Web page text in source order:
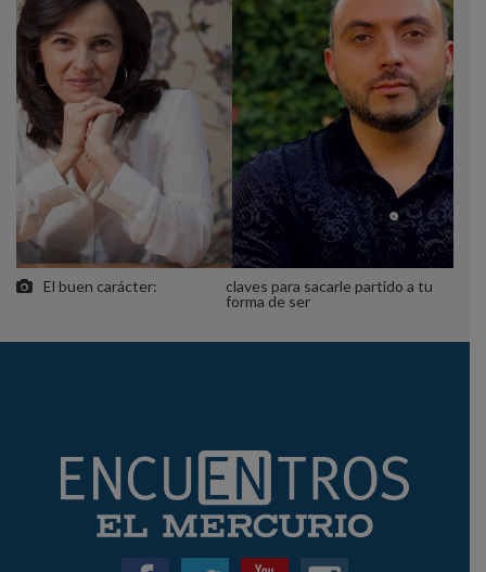
El buen carácter:
claves para sacarle partido a tu
forma de ser